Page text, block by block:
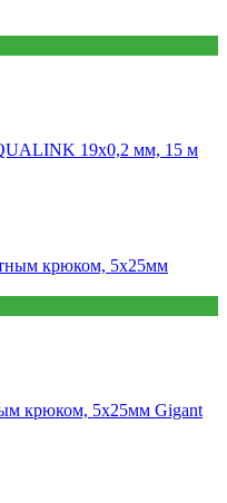
19х0,2 мм, 15 м
крюком, 5x25мм Gigant